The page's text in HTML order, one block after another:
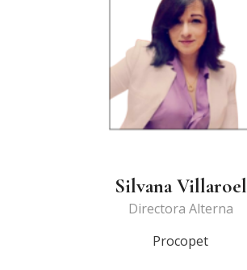
Silvana Villaroel
Directora Alterna
Procopet